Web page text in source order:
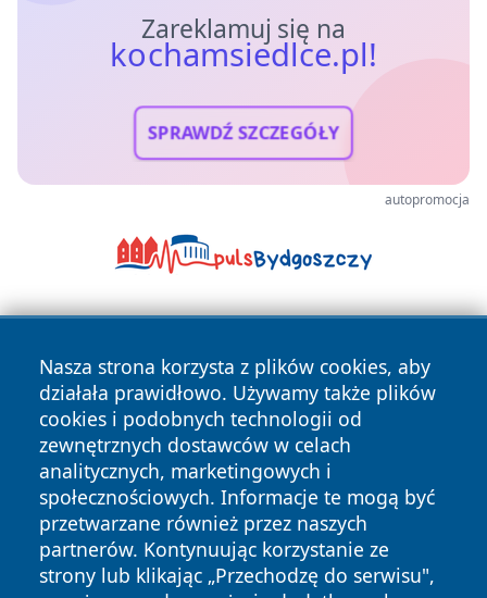
Zareklamuj się na
kochamsiedlce.pl!
SPRAWDŹ SZCZEGÓŁY
autopromocja
Nasza strona korzysta z plików cookies, aby
działała prawidłowo. Używamy także plików
cookies i podobnych technologii od
zewnętrznych dostawców w celach
analitycznych, marketingowych i
społecznościowych. Informacje te mogą być
przetwarzane również przez naszych
partnerów. Kontynuując korzystanie ze
strony lub klikając „Przechodzę do serwisu",
Copyright © 2026 kochamsiedlce.pl Wszystkie prawa
zastrzeżone.
News Autorzy
Polityka
Prywatności
Polityka
Cookies